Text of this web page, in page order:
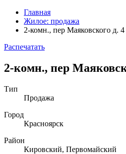
Главная
Жилое: продажа
2-комн., пер Маяковского д. 4
Распечатать
2-комн., пер
Тип
Продажа
Город
Красноярск
Район
Кировский, Первомайский